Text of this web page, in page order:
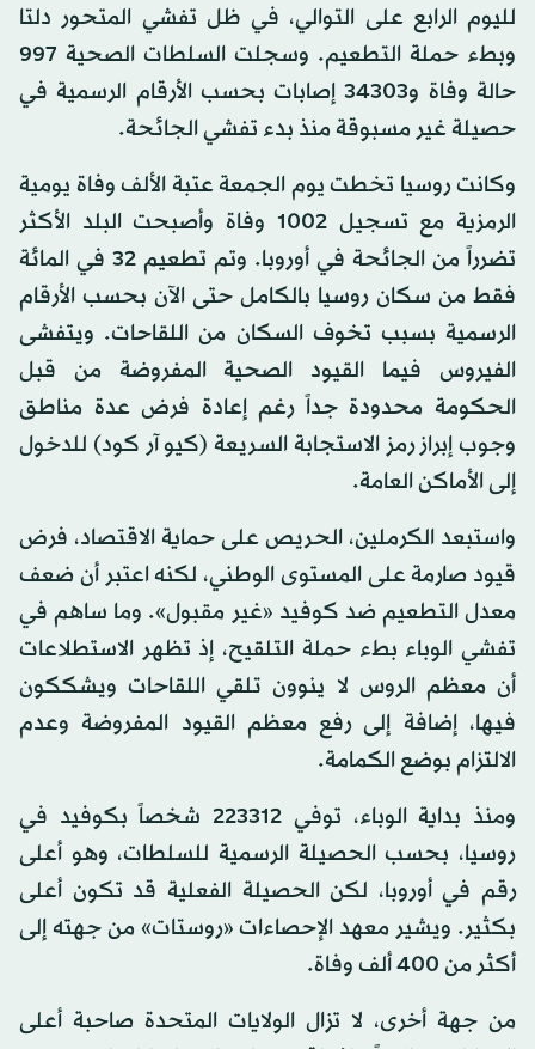
لليوم الرابع على التوالي، في ظل تفشي المتحور دلتا
وبطء حملة التطعيم. وسجلت السلطات الصحية 997
حالة وفاة و34303 إصابات بحسب الأرقام الرسمية في
حصيلة غير مسبوقة منذ بدء تفشي الجائحة.
وكانت روسيا تخطت يوم الجمعة عتبة الألف وفاة يومية
الرمزية مع تسجيل 1002 وفاة وأصبحت البلد الأكثر
تضرراً من الجائحة في أوروبا. وتم تطعيم 32 في المائة
فقط من سكان روسيا بالكامل حتى الآن بحسب الأرقام
الرسمية بسبب تخوف السكان من اللقاحات. ويتفشى
الفيروس فيما القيود الصحية المفروضة من قبل
الحكومة محدودة جداً رغم إعادة فرض عدة مناطق
وجوب إبراز رمز الاستجابة السريعة (كيو آر كود) للدخول
إلى الأماكن العامة.
واستبعد الكرملين، الحريص على حماية الاقتصاد، فرض
قيود صارمة على المستوى الوطني، لكنه اعتبر أن ضعف
معدل التطعيم ضد كوفيد «غير مقبول». وما ساهم في
تفشي الوباء بطء حملة التلقيح، إذ تظهر الاستطلاعات
أن معظم الروس لا ينوون تلقي اللقاحات ويشككون
فيها، إضافة إلى رفع معظم القيود المفروضة وعدم
الالتزام بوضع الكمامة.
ومنذ بداية الوباء، توفي 223312 شخصاً بكوفيد في
روسيا، بحسب الحصيلة الرسمية للسلطات، وهو أعلى
رقم في أوروبا، لكن الحصيلة الفعلية قد تكون أعلى
بكثير. ويشير معهد الإحصاءات «روستات» من جهته إلى
أكثر من 400 ألف وفاة.
من جهة أخرى، لا تزال الولايات المتحدة صاحبة أعلى